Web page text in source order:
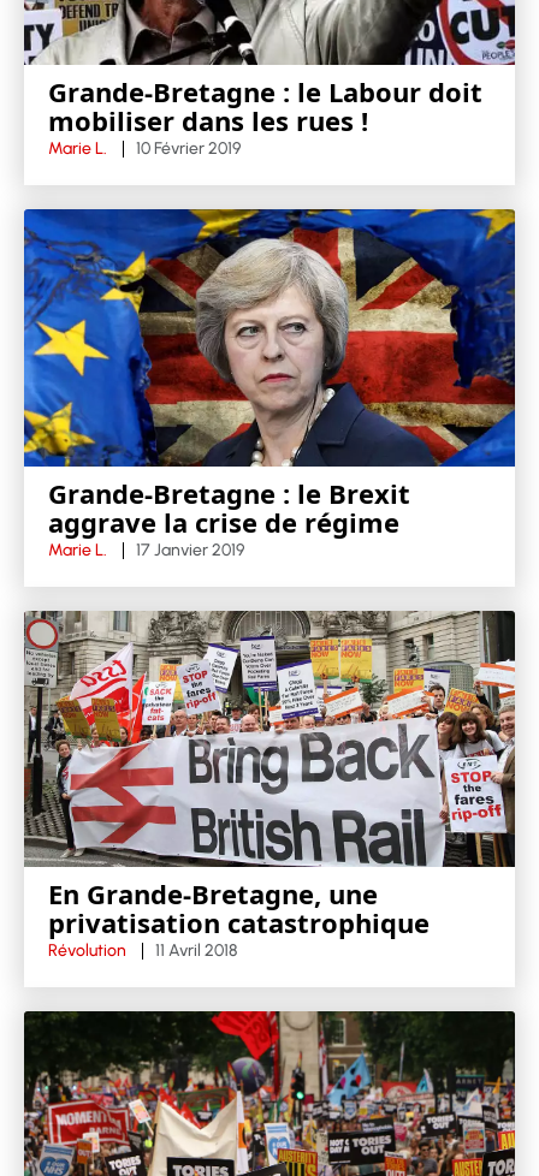
Grande-Bretagne : le Labour doit
mobiliser dans les rues !
Marie L. 10 Février 2019
Grande-Bretagne : le Brexit
aggrave la crise de régime
Marie L. 17 Janvier 2019
En Grande-Bretagne, une
privatisation catastrophique
Révolution 11 Avril 2018